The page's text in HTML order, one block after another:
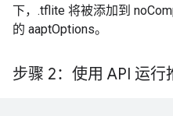
下，.tflite 将被添加到
的 aaptOptions。
步骤 2：使用 API 运行